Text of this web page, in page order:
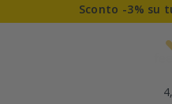
Sconto -3% su